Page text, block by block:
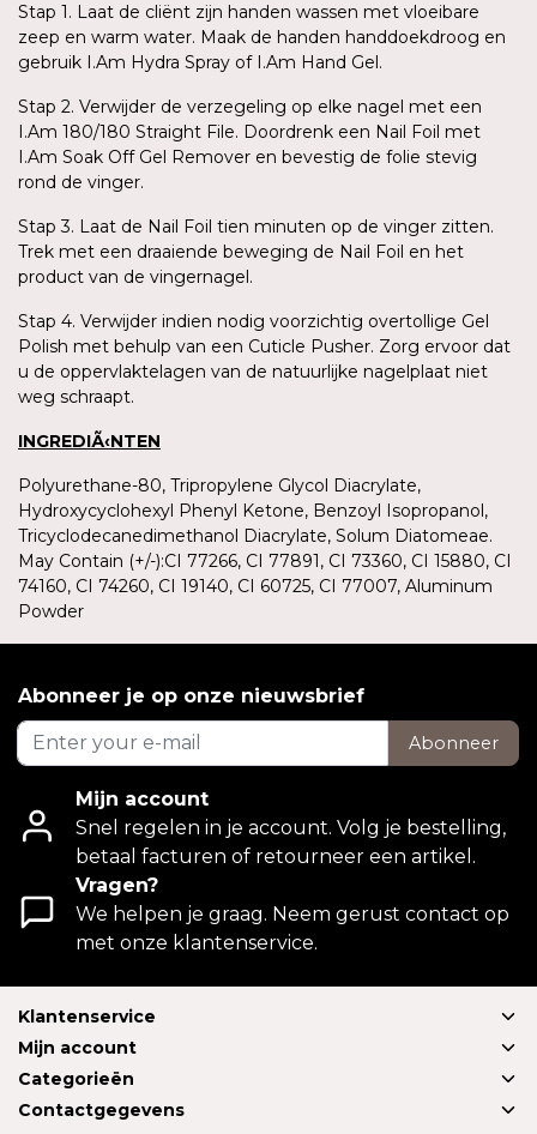
Stap 1. Laat de cliënt zijn handen wassen met vloeibare
zeep en warm water. Maak de handen handdoekdroog en
gebruik I.Am Hydra Spray of I.Am Hand Gel.
Stap 2. Verwijder de verzegeling op elke nagel met een
I.Am 180/180 Straight File. Doordrenk een Nail Foil met
I.Am Soak Off Gel Remover en bevestig de folie stevig
rond de vinger.
Stap 3. Laat de Nail Foil tien minuten op de vinger zitten.
Trek met een draaiende beweging de Nail Foil en het
product van de vingernagel.
Stap 4. Verwijder indien nodig voorzichtig overtollige Gel
Polish met behulp van een Cuticle Pusher. Zorg ervoor dat
u de oppervlaktelagen van de natuurlijke nagelplaat niet
weg schraapt.
INGREDIÃ‹NTEN
Polyurethane-80, Tripropylene Glycol Diacrylate,
Hydroxycyclohexyl Phenyl Ketone, Benzoyl Isopropanol,
Tricyclodecanedimethanol Diacrylate, Solum Diatomeae.
May Contain (+/-):CI 77266, CI 77891, CI 73360, CI 15880, CI
74160, CI 74260, CI 19140, CI 60725, CI 77007, Aluminum
Powder
Abonneer je op onze nieuwsbrief
Abonneer
Mijn account
Snel regelen in je account. Volg je bestelling,
betaal facturen of retourneer een artikel.
Vragen?
We helpen je graag. Neem gerust contact op
met onze klantenservice.
Klantenservice
Mijn account
Categorieën
Contactgegevens